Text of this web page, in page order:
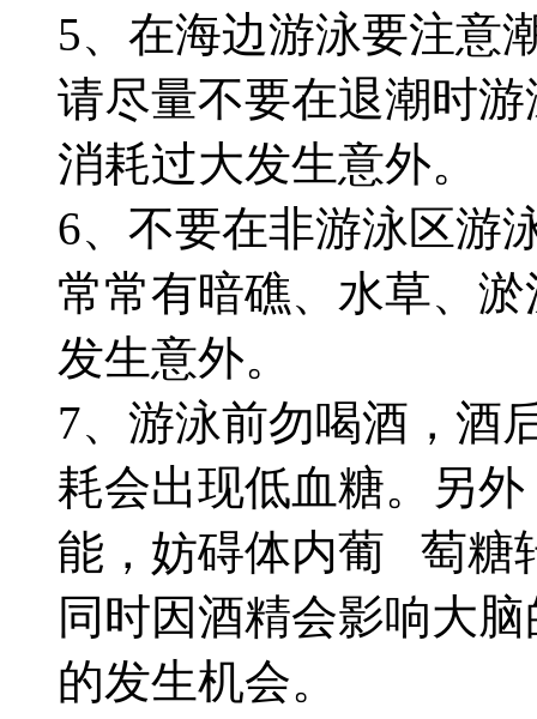
5、在海边游泳要注意
请尽量不要在退潮时
消耗过大发生意外。
6、不要在非游泳区游
常常有暗礁、水草、
发生意外。
7、游泳前勿喝酒，酒
耗会出现低血糖。另
能，妨碍体内葡 萄糖
同时因酒精会影响大
的发生机会。